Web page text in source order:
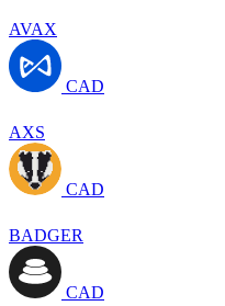
AVAX
CAD
AXS
CAD
BADGER
CAD